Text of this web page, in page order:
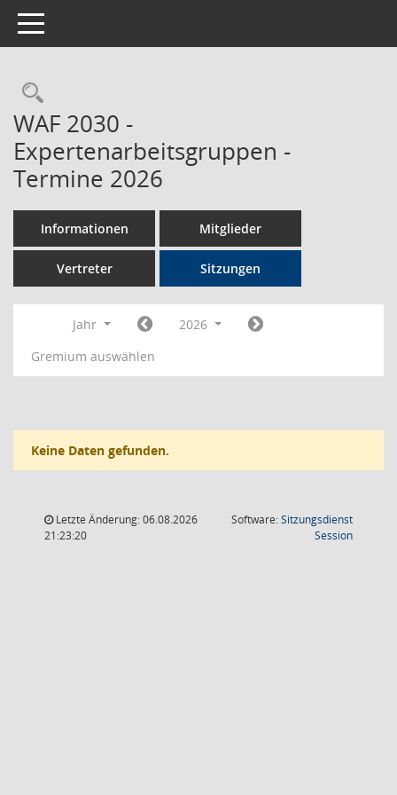
Toggle navigation
Rechercheauswahl
WAF 2030 -
Expertenarbeitsgruppen -
Termine 2026
Informationen Mitglieder
Vertreter Sitzungen
Jahr
2026
Gremium auswählen
Keine Daten gefunden.
Letzte Änderung: 06.08.2026
21:23:20
Software:Sitzungsdienst
Session(Wird in